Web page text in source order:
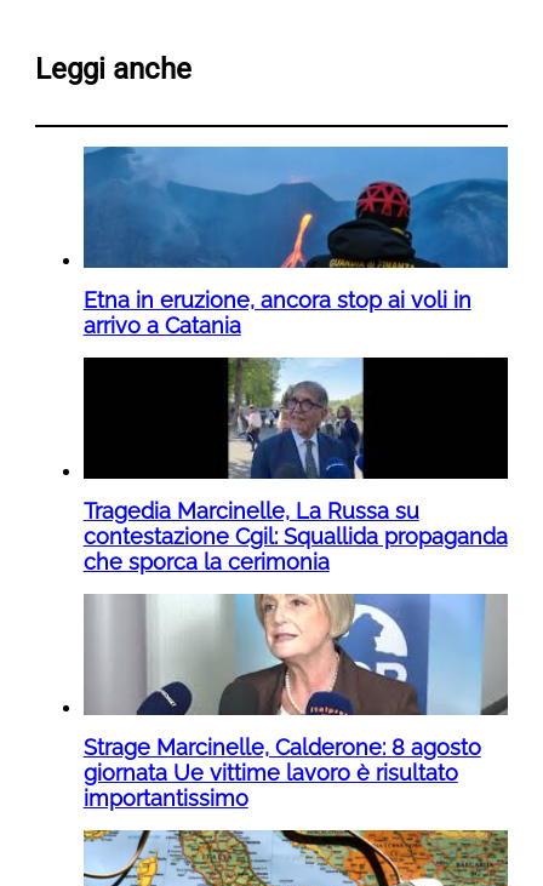
Leggi anche
Etna in eruzione, ancora stop ai voli in
arrivo a Catania
Tragedia Marcinelle, La Russa su
contestazione Cgil: Squallida propaganda
che sporca la cerimonia
Strage Marcinelle, Calderone: 8 agosto
giornata Ue vittime lavoro è risultato
importantissimo